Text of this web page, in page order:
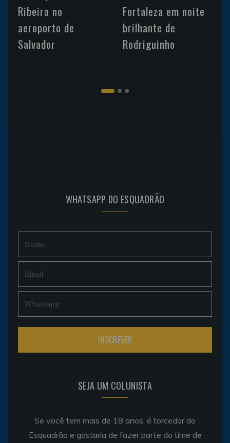
Ribeira no
aeroporto de
Salvador
Fortaleza em noite
brilhante de
Rodriguinho
WHATSAPP DO ESQUADRÃO
SEJA UM COLUNISTA
Se você tem mais de 18 anos, é torcedor do
Esquadrão e gostaria de fazer parte do time de